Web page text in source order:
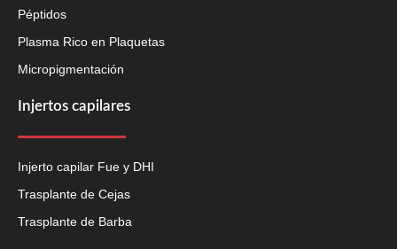
Péptidos
Plasma Rico en Plaquetas
Micropigmentación
Injertos capilares
Injerto capilar Fue y DHI
Trasplante de Cejas
Trasplante de Barba